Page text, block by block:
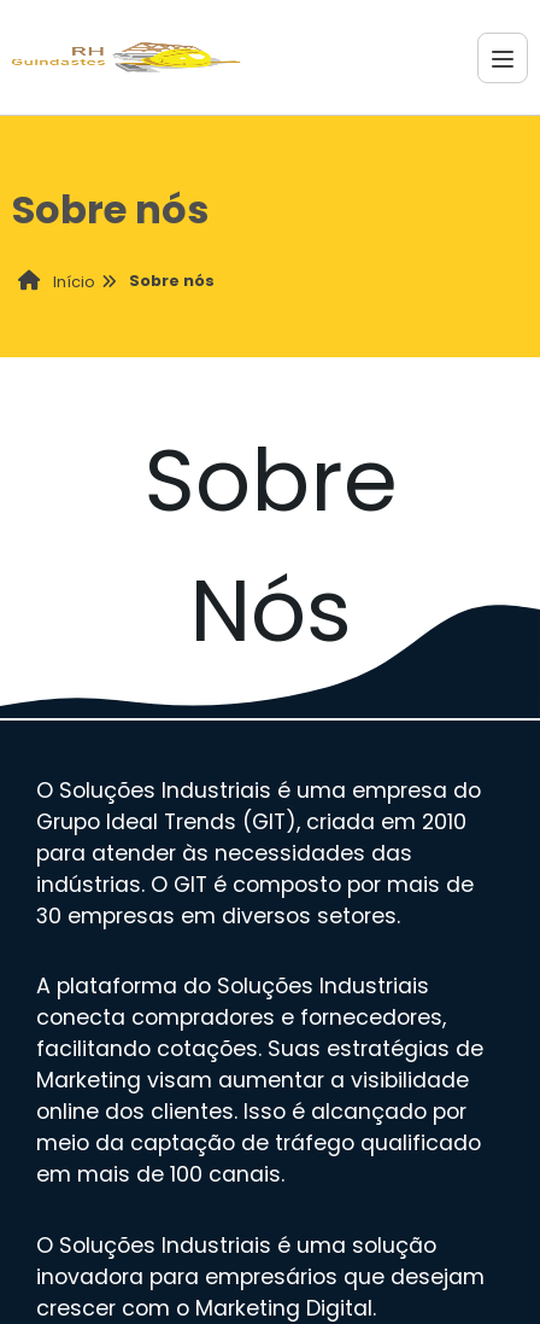
Sobre nós
Início Sobre nós
Sobre
Nós
O Soluções Industriais é uma empresa do
Grupo Ideal Trends (GIT), criada em 2010
para atender às necessidades das
indústrias. O GIT é composto por mais de
30 empresas em diversos setores.
A plataforma do Soluções Industriais
conecta compradores e fornecedores,
facilitando cotações. Suas estratégias de
Marketing visam aumentar a visibilidade
online dos clientes. Isso é alcançado por
meio da captação de tráfego qualificado
em mais de 100 canais.
O Soluções Industriais é uma solução
inovadora para empresários que desejam
crescer com o Marketing Digital.